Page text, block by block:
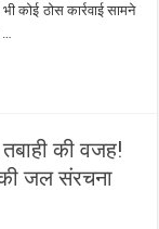
कोई ठोस कार्रवाई सामने
की वजह!
जल संरचना